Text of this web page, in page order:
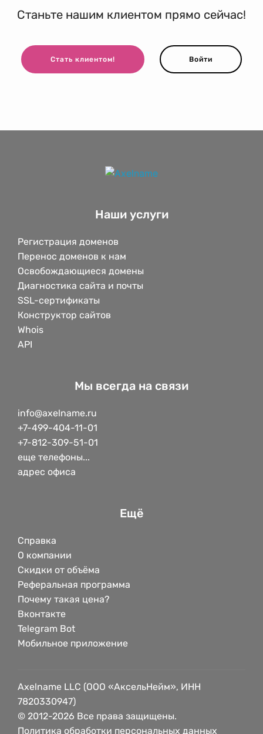
Станьте нашим клиентом прямо сейчас!
Стать клиентом! Войти
Наши услуги
Регистрация доменов
Перенос доменов к нам
Освобождающиеся домены
Диагностика сайта и почты
SSL-сертификаты
Конструктор сайтов
Whois
API
Мы всегда на связи
info@axelname.ru
+7-499-404-11-01
+7-812-309-51-01
еще телефоны...
адрес офиса
Ещё
Справка
О компании
Скидки от объёма
Реферальная программа
Почему такая цена?
Вконтакте
Telegram Bot
Мобильное приложение
Axelname LLC (ООО «АксельНейм», ИНН
7820330947)
© 2012-2026 Все права защищены.
Политика обработки персональных данных